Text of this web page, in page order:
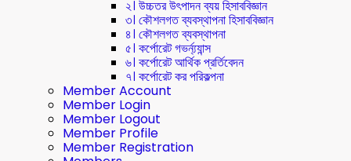
২। উচ্চতর উৎপাদন ব্যয় হিসাববিজ্ঞান
৩। কৌশলগত ব্যবস্থাপনা হিসাববিজ্ঞান
৪। কৌশলগত ব্যবস্থাপনা
৫। কর্পোরেট গভর্ন্য্যান্স
৬। কর্পোরেট আর্থিক প্রর্তিবেদন
৭। কর্পোরেট কর পরিকল্পনা
Member Account
Member Login
Member Logout
Member Profile
Member Registration